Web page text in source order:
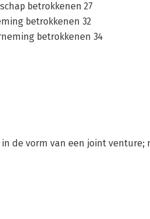
betrokkenen 27
betrokkenen 32
betrokkenen 34
de vorm van een joint venture;